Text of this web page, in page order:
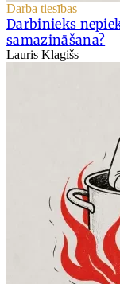
Darba tiesības
Darbinieks
samazināšana?
Lauris Klagišs